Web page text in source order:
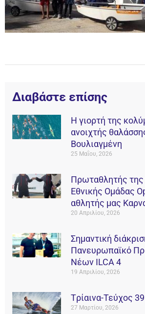
Διαβάστε επίσης
Η γιορτή της
ανοιχτής
Βουλιαγμένη
25 Μαΐου, 2026
Πρωταθλητής της
Εθνικής Ομάδας
αθλητής μας
20 Απριλίου, 2026
Σημαντική
Πανευρωπαϊκό
Νέων ILCA 4
19 Απριλίου, 2026
Tρίαινα-Τεύχος
27 Μαρτίου, 2026